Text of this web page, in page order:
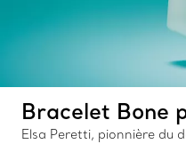
Bracelet Bone
Elsa Peretti, pionnière du